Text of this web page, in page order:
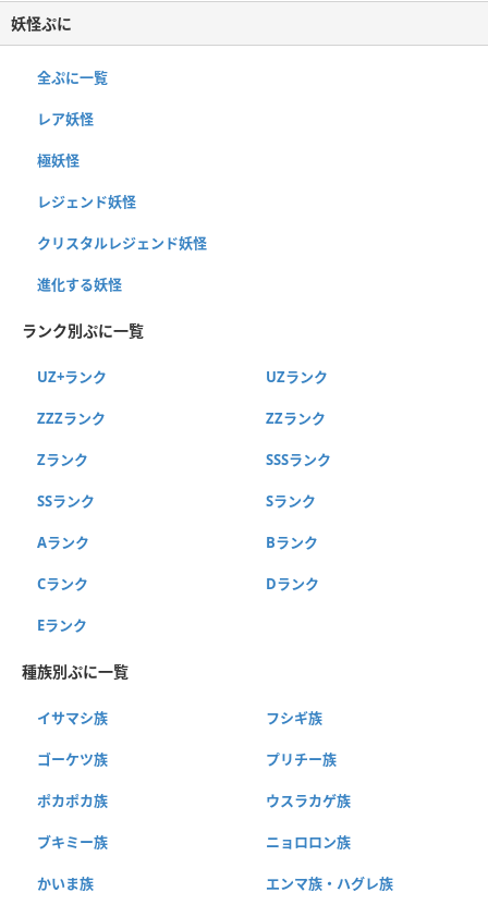
妖怪ぷに
全ぷに一覧
レア妖怪
極妖怪
レジェンド妖怪
クリスタルレジェンド妖怪
進化する妖怪
ランク別ぷに一覧
UZ+ランク UZランク
ZZZランク ZZランク
Zランク SSSランク
SSランク Sランク
Aランク Bランク
Cランク Dランク
Eランク
種族別ぷに一覧
イサマシ族 フシギ族
ゴーケツ族 プリチー族
ポカポカ族 ウスラカゲ族
ブキミー族 ニョロロン族
かいま族 エンマ族・ハグレ族